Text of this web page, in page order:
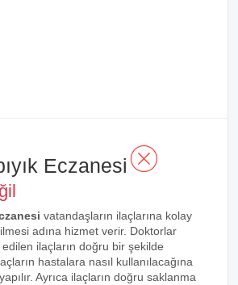
Eczanesi
vatandaşların ilaçlarına kolay
adına hizmet verir. Doktorlar
ilaçların doğru bir şekilde
hastalara nasıl kullanılacağına
Ayrıca ilaçların doğru saklanma